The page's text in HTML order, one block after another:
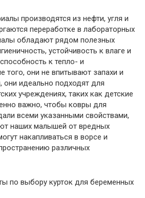
производятся из нефти, угля и
переработке в лабораторных
обладают рядом полезных
устойчивость к влаге и
к тепло- и
того, они не впитывают запахи и
они идеально подходят для
учреждениях, таких как детские
важно, чтобы ковры для
всеми указанными свойствами,
наших малышей от вредных
накапливаться в ворсе и
различных
по выбору курток для беременных